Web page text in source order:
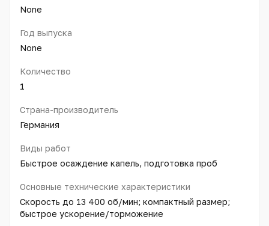
None
Год выпуска
None
Количество
1
Страна-производитель
Германия
Виды работ
Быстрое осаждение капель, подготовка проб
Основные технические характеристики
Скорость до 13 400 об/мин; компактный размер;
быстрое ускорение/торможение